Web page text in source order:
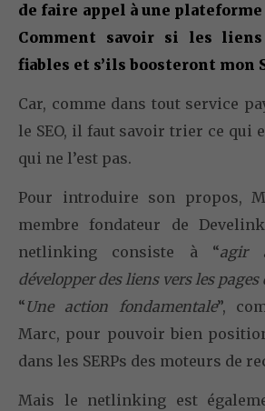
de faire appel à une
Comment savoir si les liens
fiables et s’ils boosteront mon
Car, comme dans tout service
le SEO, il faut savoir trier ce qui
qui ne l’est pas.
Pour introduire son propos,
membre fondateur de
netlinking consiste à “agir
développer des liens vers les pages
“Une action fondamentale”,
Marc, pour pouvoir bien
dans les SERPs des moteurs de
Mais le netlinking est